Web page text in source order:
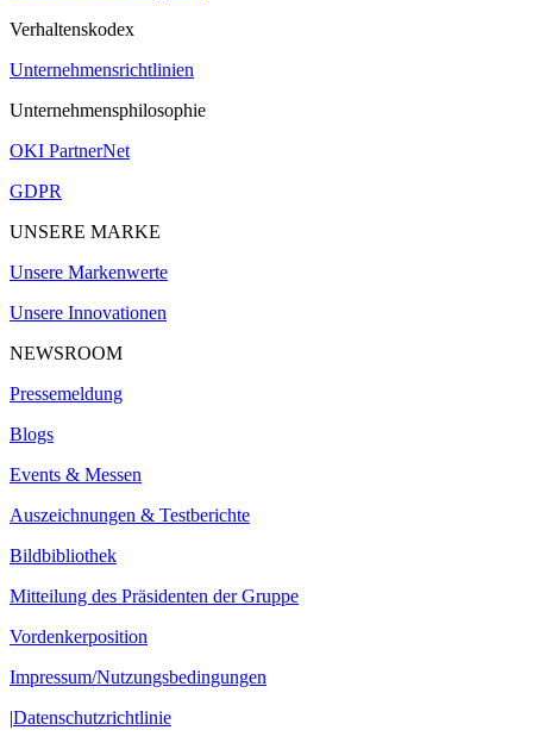
Verhaltenskodex
Unternehmensrichtlinien
Unternehmensphilosophie
OKI PartnerNet
GDPR
UNSERE MARKE
Unsere Markenwerte
Unsere Innovationen
NEWSROOM
Pressemeldung
Blogs
Events & Messen
Auszeichnungen & Testberichte
Bildbibliothek
Mitteilung des Präsidenten der Gruppe
Vordenkerposition
Impressum/Nutzungsbedingungen
|Datenschutzrichtlinie